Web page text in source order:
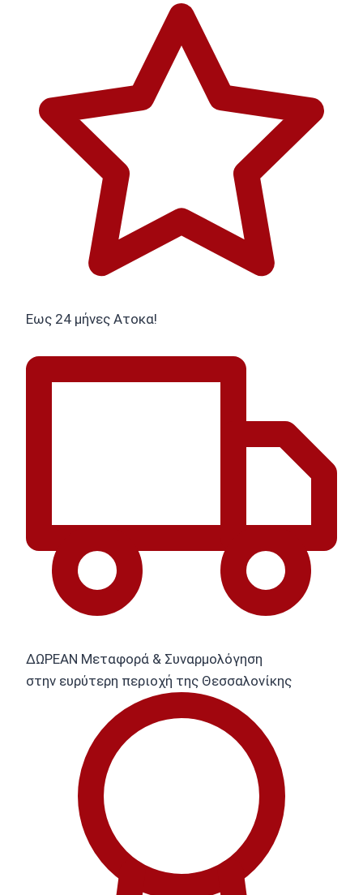
Εως 24 μήνες Ατοκα!
ΔΩΡΕΑΝ Μεταφορά & Συναρμολόγηση
στην ευρύτερη περιοχή της Θεσσαλονίκης